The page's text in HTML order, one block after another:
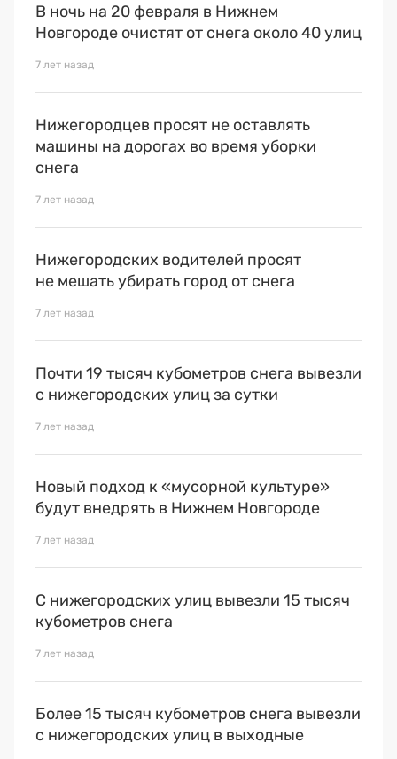
В ночь на 20 февраля в Нижнем
Новгороде очистят от снега около 40 улиц
7 лет назад
Нижегородцев просят не оставлять
машины на дорогах во время уборки
снега
7 лет назад
Нижегородских водителей просят
не мешать убирать город от снега
7 лет назад
Почти 19 тысяч кубометров снега вывезли
с нижегородских улиц за сутки
7 лет назад
Новый подход к «мусорной культуре»
будут внедрять в Нижнем Новгороде
7 лет назад
С нижегородских улиц вывезли 15 тысяч
кубометров снега
7 лет назад
Более 15 тысяч кубометров снега вывезли
с нижегородских улиц в выходные